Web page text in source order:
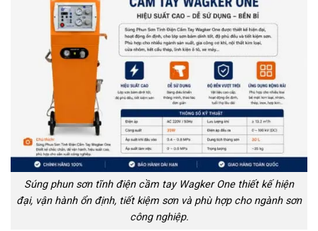
Súng phun sơn tĩnh điện cầm tay Wagker One thiết kế hiện
đại, vận hành ổn định, tiết kiệm sơn và phù hợp cho ngành sơn
công nghiệp.